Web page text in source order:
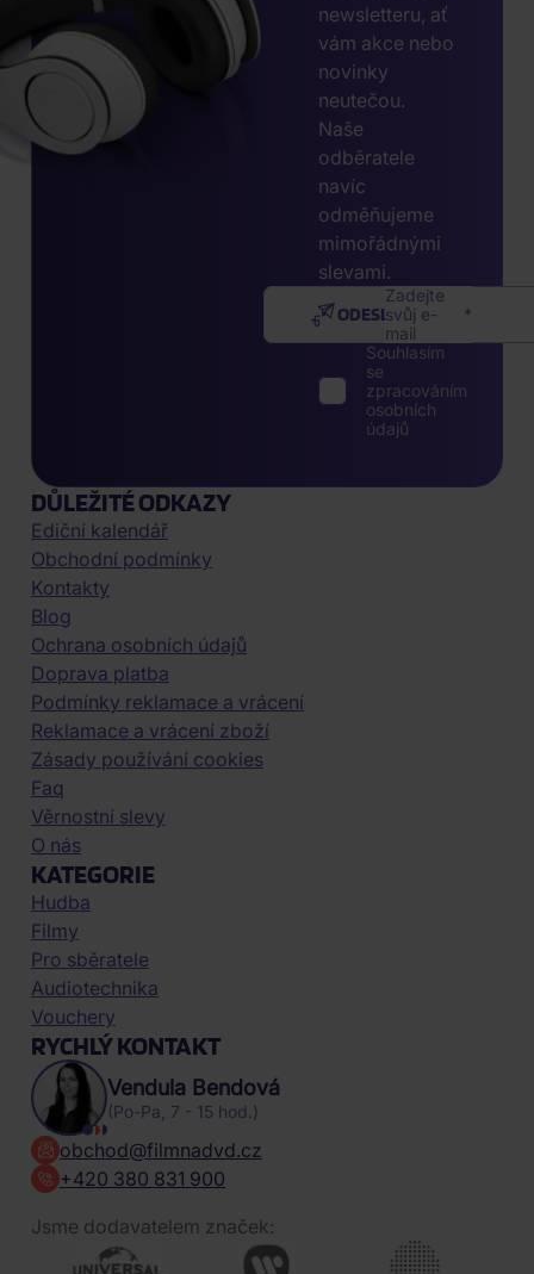
newsletteru, ať
vám akce nebo
novinky
neutečou.
Naše
odběratele
navíc
odměňujeme
mimořádnými
slevami.
Zadejte
svůj e-
mail
ODESLAT
Souhlasím
se
zpracováním
osobních
údajů
DŮLEŽITÉ ODKAZY
Ediční kalendář
Obchodní podmínky
Kontakty
Blog
Ochrana osobních údajů
Doprava platba
Podmínky reklamace a vrácení
Reklamace a vrácení zboží
Zásady používání cookies
Faq
Věrnostní slevy
O nás
KATEGORIE
Hudba
Filmy
Pro sběratele
Audiotechnika
Vouchery
RYCHLÝ KONTAKT
Vendula Bendová
(Po-Pa, 7 - 15 hod.)
obchod@filmnadvd.cz
+420 380 831 900
Jsme dodavatelem značek: